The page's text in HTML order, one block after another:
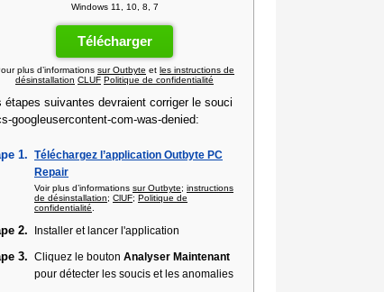
Windows 11, 10, 8, 7
Télécharger
plus d’informations sur Outbyte et les instructions de
désinstallation CLUF Politique de confidentialité
étapes suivantes devraient corriger le souci
googleusercontent-com-was-denied:
1.
Téléchargez l’application Outbyte PC
Repair
Voir plus d’informations sur Outbyte; instructions
de désinstallation; ClUF; Politique de
confidentialité
2. Installer et lancer l'application
3. Cliquez le bouton Analyser Maintenant
pour détecter les soucis et les anomalies